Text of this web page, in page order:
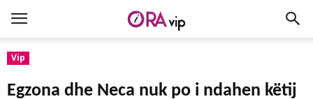
Vip
Egzona dhe Neca nuk po i ndahen këtij